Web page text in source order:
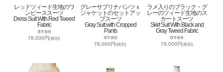
レッドツィード生地のワ
ンピーススーツ
Dress Suit With Red Tweed
Fabric
通常価格
78,000円(税別)
グレーサブリナパンツｘ
ジャケットのセットアッ
プスーツ
Gray Suit with Cropped
Pants
通常価格
78,000円(税別)
ラメ入りのブラック・グ
レーのツィード生地のス
カートスーツ
Skirt Suit With Black and
Gray Tweed Fabric
通常価格
78,000円(税別)